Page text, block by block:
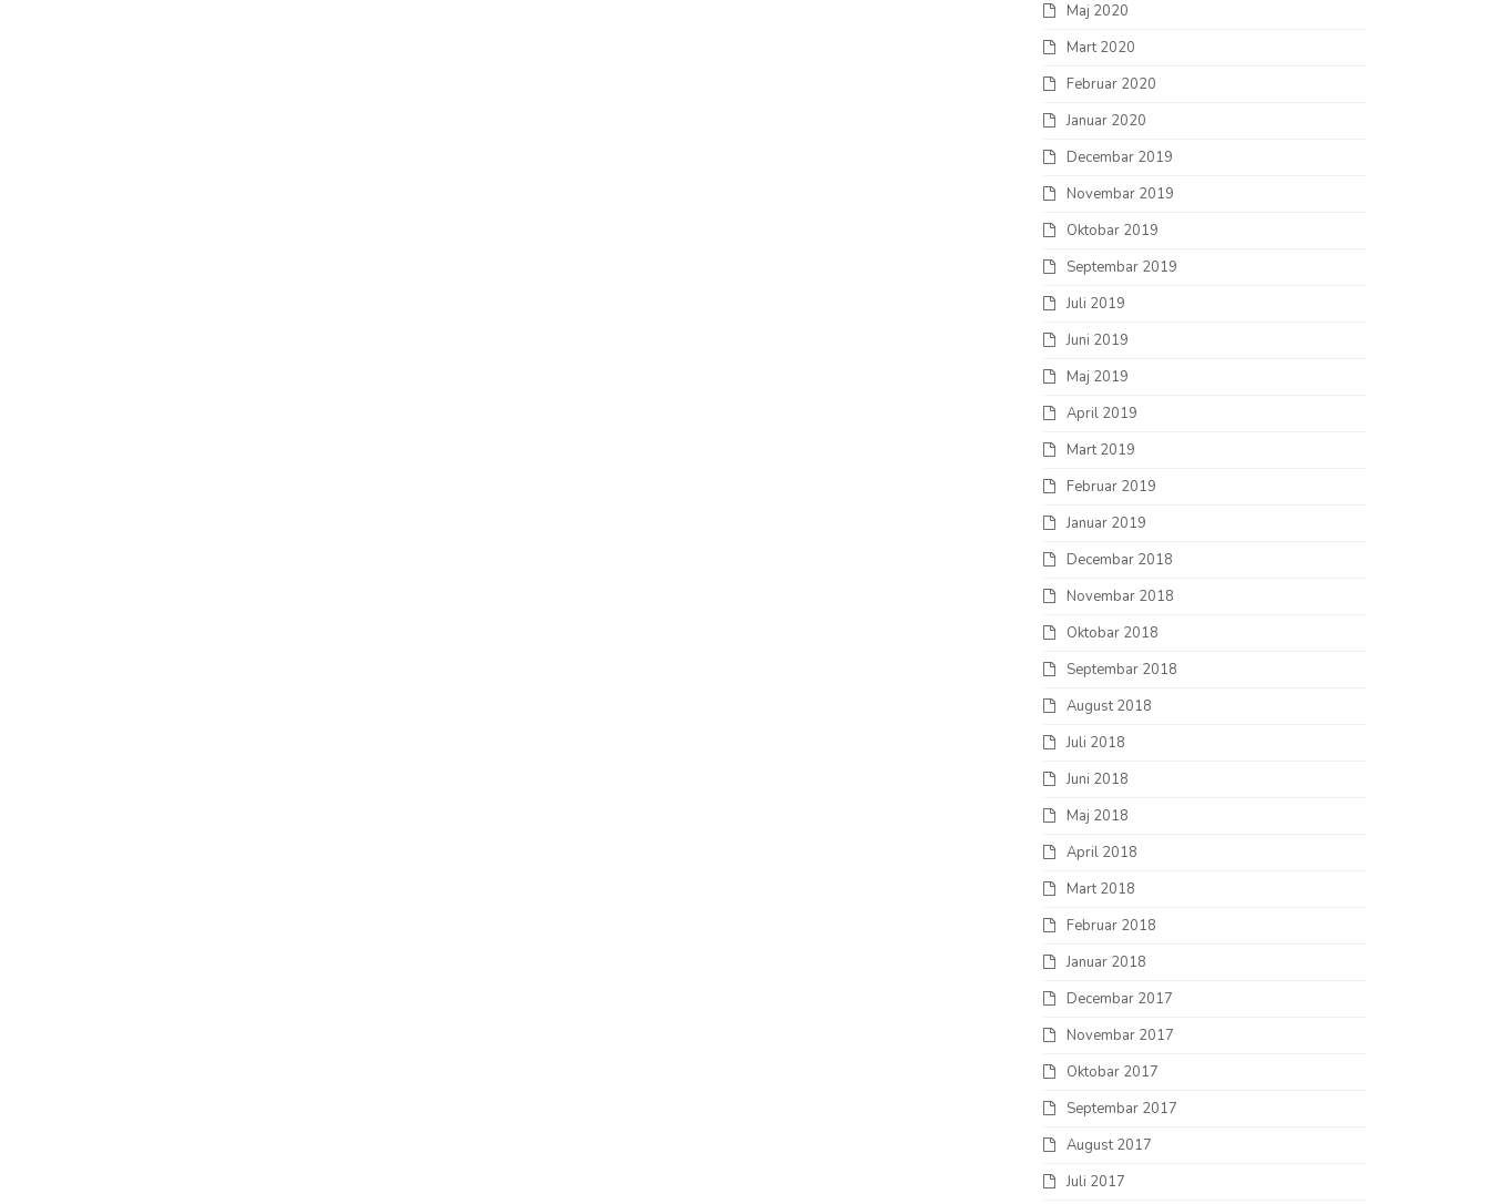
Maj 2020
Mart 2020
Februar 2020
Januar 2020
Decembar 2019
Novembar 2019
Oktobar 2019
Septembar 2019
Juli 2019
Juni 2019
Maj 2019
April 2019
Mart 2019
Februar 2019
Januar 2019
Decembar 2018
Novembar 2018
Oktobar 2018
Septembar 2018
August 2018
Juli 2018
Juni 2018
Maj 2018
April 2018
Mart 2018
Februar 2018
Januar 2018
Decembar 2017
Novembar 2017
Oktobar 2017
Septembar 2017
August 2017
Juli 2017